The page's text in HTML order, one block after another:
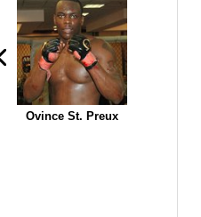
Ovince St. Preux